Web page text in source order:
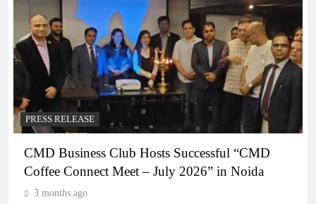
PRESS RELEASE
CMD Business Club Hosts Successful “CMD
Coffee Connect Meet – July 2026” in Noida
3 months ago